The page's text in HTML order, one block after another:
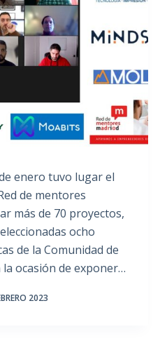
enero tuvo lugar el
de mentores
más de 70 proyectos,
ocho
de la Comunidad de
ocasión de exponer…
2023